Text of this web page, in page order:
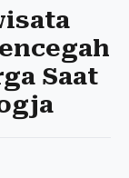
Saat